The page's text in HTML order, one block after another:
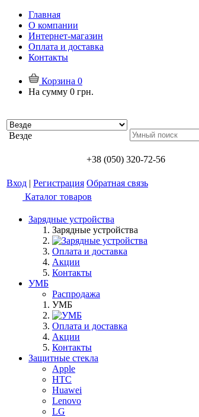
Главная
О компании
Интернет-магазин
Оплата и доставка
Контакты
Корзина 0
На сумму 0 грн.
Везде
+38 (050) 320-72-56
Вход | Регистрация Обратная связь
Каталог товаров
Зарядные устройства
Зарядные устройства
Оплата и доставка
Акции
Контакты
УМБ
Распродажа
УМБ
Оплата и доставка
Акции
Контакты
Защитные стекла
Apple
HTC
Huawei
Lenovo
LG